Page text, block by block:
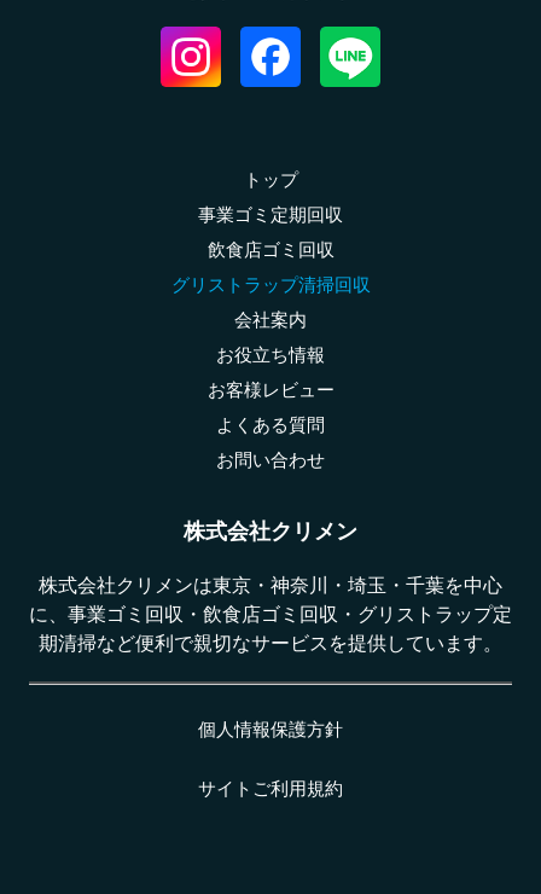
トップ
事業ゴミ定期回収
飲食店ゴミ回収
グリストラップ清掃回収
会社案内
お役立ち情報
お客様レビュー
よくある質問
お問い合わせ
株式会社クリメン
株式会社クリメンは東京・神奈川・埼玉・千葉を中心
に、事業ゴミ回収・飲食店ゴミ回収・グリストラップ定
期清掃など便利で親切なサービスを提供しています。
個人情報保護方針
サイトご利用規約